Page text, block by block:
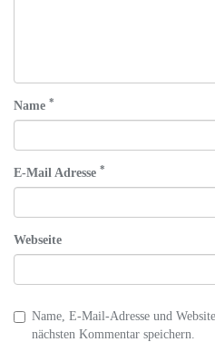
Name *
E-Mail Adresse *
Webseite
Name, E-Mail-Adresse und
nächsten Kommentar speichern.